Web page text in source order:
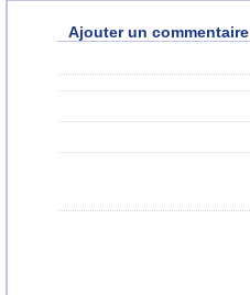
Ajouter un commentaire